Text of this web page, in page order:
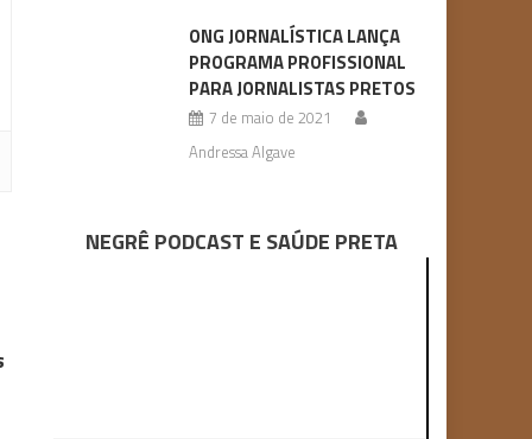
ONG JORNALÍSTICA LANÇA
PROGRAMA PROFISSIONAL
PARA JORNALISTAS PRETOS
7 de maio de 2021
Andressa Algave
NEGRÊ PODCAST E SAÚDE PRETA